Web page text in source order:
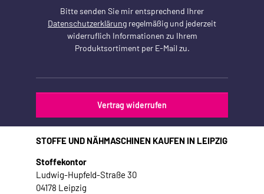
Bitte senden Sie mir entsprechend Ihrer
Datenschutzerklärung regelmäßig und jederzeit
widerruflich Informationen zu Ihrem
Produktsortiment per E-Mail zu.
Vertrag widerrufen
STOFFE UND NÄHMASCHINEN KAUFEN IN LEIPZIG
Stoffekontor
Ludwig-Hupfeld-Straße 30
04178 Leipzig